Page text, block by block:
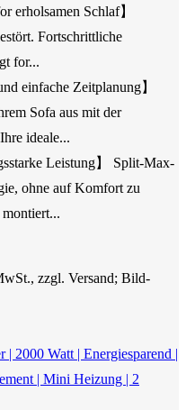
erholsamen Schlaf】
Fortschrittliche
for...
einfache Zeitplanung】
Sofa aus mit der
ideale...
Leistung】 Split-Max-
ohne auf Komfort zu
zzgl. Versand; Bild-